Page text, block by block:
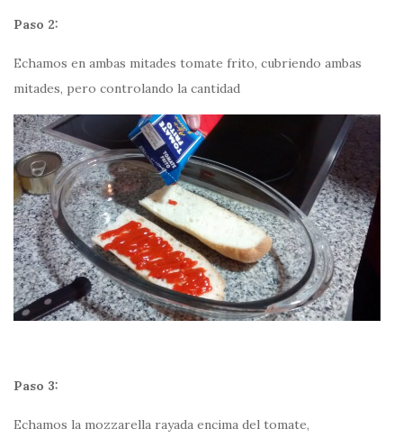
Paso 2:
Echamos en ambas mitades tomate frito, cubriendo ambas
mitades, pero controlando la cantidad
Paso 3:
Echamos la mozzarella rayada encima del tomate,